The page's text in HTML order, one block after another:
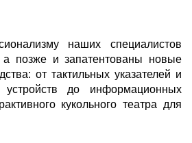
наших специалистов
позже и запатентованы новые
от тактильных указателей и
устройств до информационных
кукольного театра для